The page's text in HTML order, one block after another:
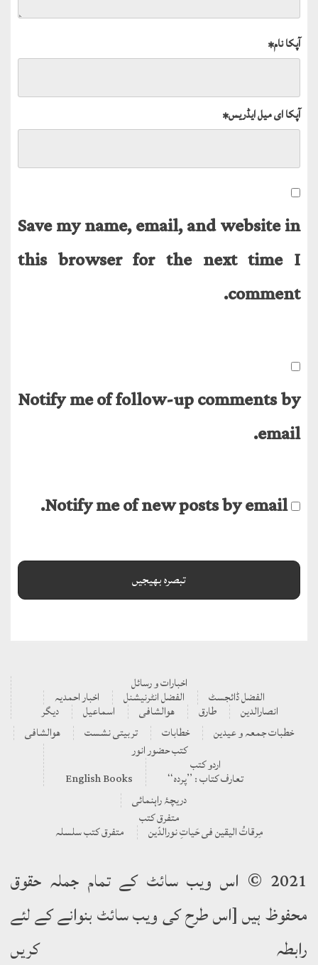
آپکا نام*
آپکا ای میل ایڈریس*
Save my name, email, and website in
this browser for the next time I
comment.
Notify me of follow-up comments by
email.
Notify me of new posts by email.
اخبارات و رسائل
الفضل ڈائجسٹ الفضل انٹرنیشنل اخبار احمدیہ
انصارالدین طارق ھوالشافی اسماعیل
دیگر
خطبات جمعہ و عیدین
خطابات تربیتی نشست
ھوالشافی
کتب حضور انور
اردو کتب
تعارف کتاب : ’’پردہ‘‘
English Books
دریچۂ راہنمائی
متفرق کتب
مِرقاتُ الیقین فی حَیاتِ نورالدّین متفرق کتب سلسلہ
2021 © اس ویب سائٹ کے تمام جملہ حقوق
محفوظ ہیں [اس طرح کی ویب سائٹ بنوانے کے لئے
رابطہ کریں